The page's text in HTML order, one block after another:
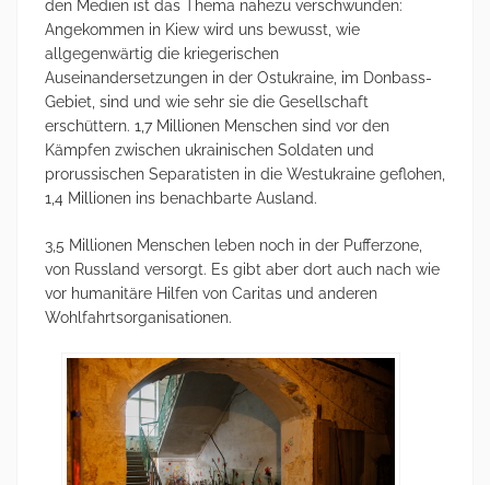
den Medien ist das Thema nahezu verschwunden:
Angekommen in Kiew wird uns bewusst, wie
allgegenwärtig die kriegerischen
Auseinandersetzungen in der Ostukraine, im Donbass-
Gebiet, sind und wie sehr sie die Gesellschaft
erschüttern. 1,7 Millionen Menschen sind vor den
Kämpfen zwischen ukrainischen Soldaten und
prorussischen Separatisten in die Westukraine geflohen,
1,4 Millionen ins benachbarte Ausland.
3,5 Millionen Menschen leben noch in der Pufferzone,
von Russland versorgt. Es gibt aber dort auch nach wie
vor humanitäre Hilfen von Caritas und anderen
Wohlfahrtsorganisationen.